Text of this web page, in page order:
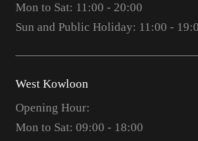
Mon to Sat: 11:00 - 20:00
Sun and Public Holiday: 11:00 -
West Kowloon
Opening Hour:
Mon to Sat: 09:00 - 18:00